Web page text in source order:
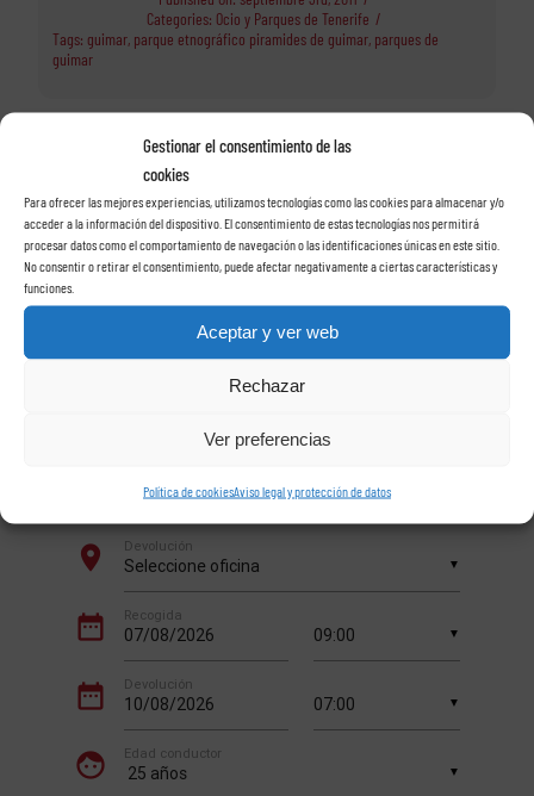
Gestionar el consentimiento de las
cookies
Para ofrecer las mejores experiencias, utilizamos tecnologías como las cookies para almacenar y/o
acceder a la información del dispositivo. El consentimiento de estas tecnologías nos permitirá
procesar datos como el comportamiento de navegación o las identificaciones únicas en este sitio.
No consentir o retirar el consentimiento, puede afectar negativamente a ciertas características y
funciones.
Aceptar y ver web
Rechazar
Ver preferencias
Política de cookiesAviso legal y protección de datos
Categories: Ocio y Parques de Tenerife /
Tags: guimar, parque etnográfico piramides de guimar, parques de
guimar
Alquile su coche con
Rent a car Las Rosas
en Tenerife